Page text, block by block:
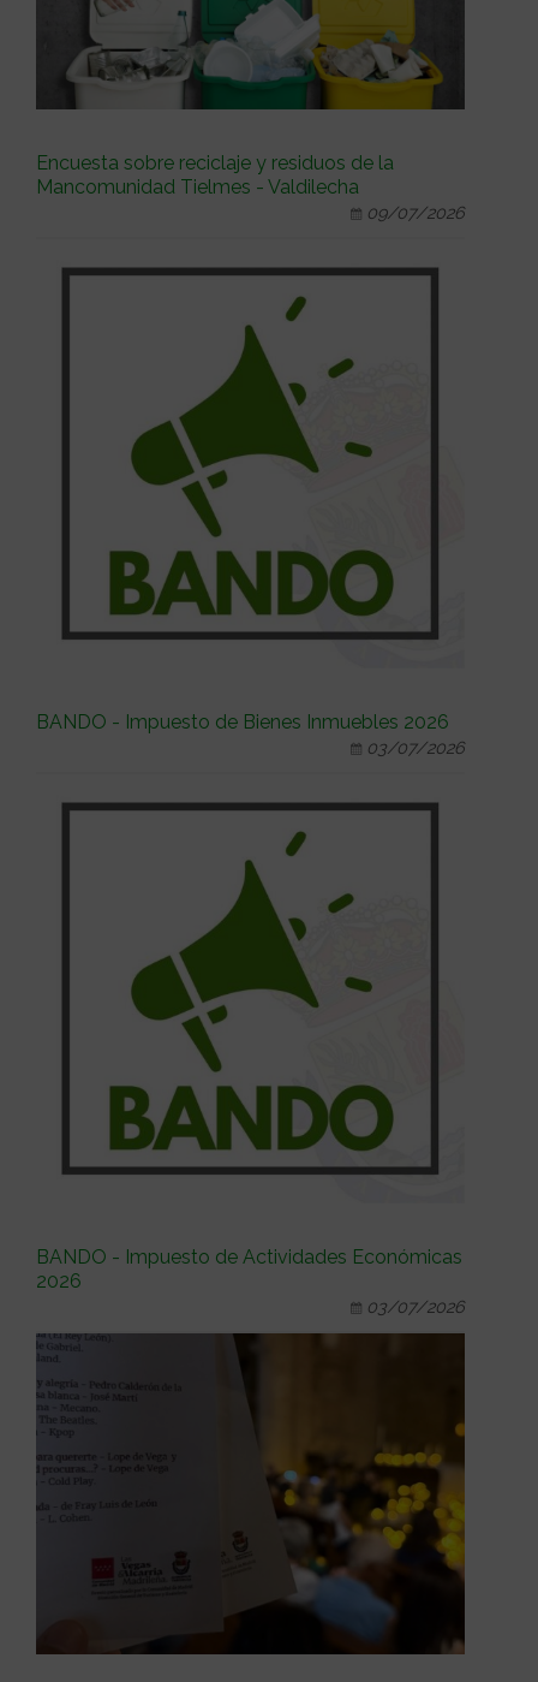
Encuesta sobre reciclaje y residuos de la
Mancomunidad Tielmes - Valdilecha
09/07/2026
BANDO - Impuesto de Bienes Inmuebles 2026
03/07/2026
BANDO - Impuesto de Actividades Económicas
2026
03/07/2026